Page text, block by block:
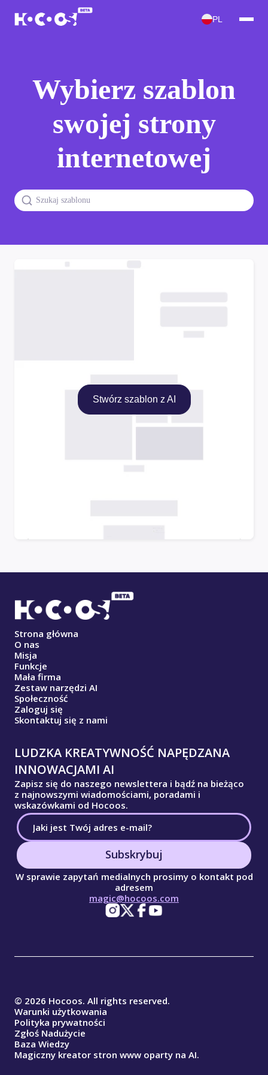
PL
Wybierz szablon
swojej strony
internetowej
Stwórz szablon z AI
Strona główna
O nas
Misja
Funkcje
Mała firma
Zestaw narzędzi AI
Społeczność
Zaloguj się
Skontaktuj się z nami
LUDZKA KREATYWNOŚĆ NAPĘDZANA
INNOWACJAMI AI
Zapisz się do naszego newslettera i bądź na bieżąco
z najnowszymi wiadomościami, poradami i
wskazówkami od Hocoos.
Subskrybuj
W sprawie zapytań medialnych prosimy o kontakt pod
adresem
magic@hocoos.com
© 2026 Hocoos. All rights reserved.
Warunki użytkowania
Polityka prywatności
Zgłoś Nadużycie
Baza Wiedzy
Magiczny kreator stron www oparty na AI.